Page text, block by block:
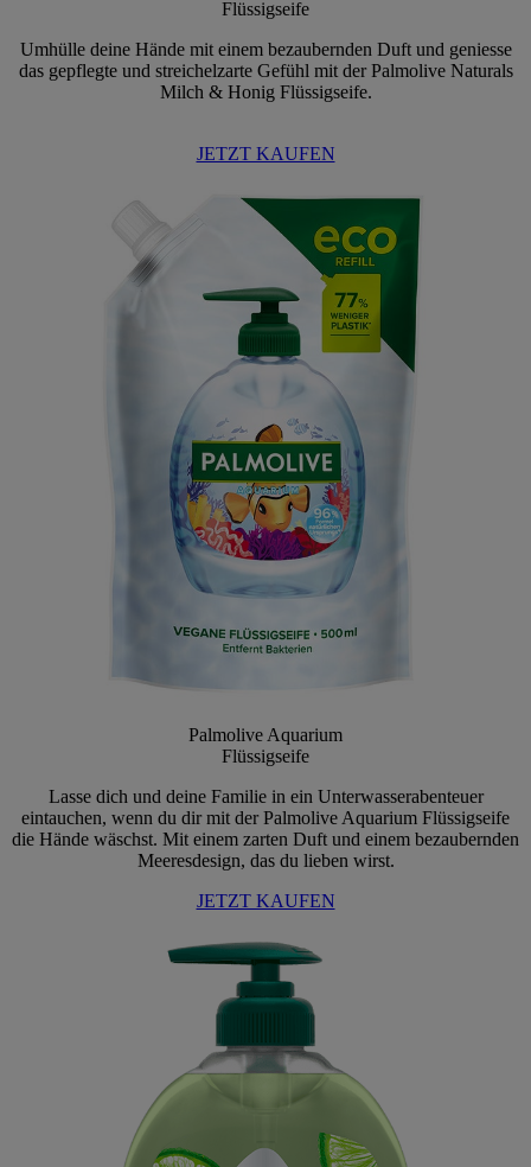
Flüssigseife
Umhülle deine Hände mit einem bezaubernden Duft und geniesse
das gepflegte und streichelzarte Gefühl mit der Palmolive Naturals
Milch & Honig Flüssigseife.
JETZT KAUFEN
Palmolive Aquarium
Flüssigseife
Lasse dich und deine Familie in ein Unterwasserabenteuer
eintauchen, wenn du dir mit der Palmolive Aquarium Flüssigseife
die Hände wäschst. Mit einem zarten Duft und einem bezaubernden
Meeresdesign, das du lieben wirst.
JETZT KAUFEN